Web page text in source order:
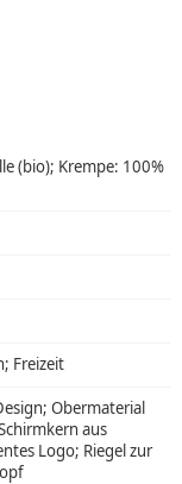
(bio); Krempe: 100%
Freizeit
Obermaterial
aus
Logo; Riegel zur